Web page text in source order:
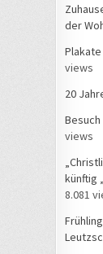
der
views
20
views
künftig
8.081